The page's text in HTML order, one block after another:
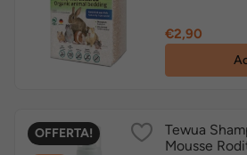
Prezzo
€2,90
OFFERTA!
Tewua
Mousse